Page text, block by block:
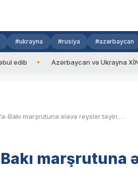
#ukrayna #rusiya #azərbaycan
Azərbaycan və Ukrayna XİN
Bakı-Ağstafa-Bakı marşrutuna əlavə reyslər təyin edilib